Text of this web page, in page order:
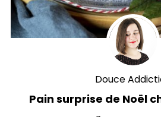
Douce
Pain surprise de Noël